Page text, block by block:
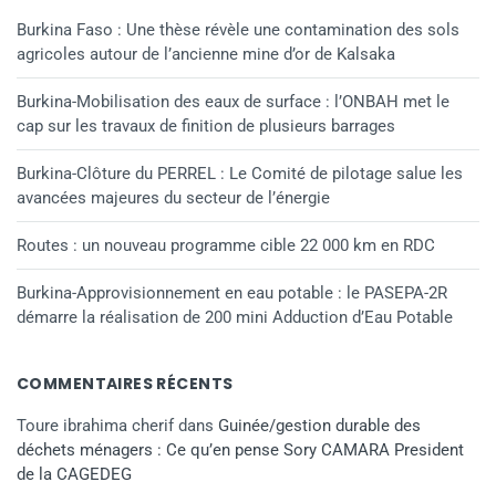
Burkina Faso : Une thèse révèle une contamination des sols
agricoles autour de l’ancienne mine d’or de Kalsaka
Burkina-Mobilisation des eaux de surface : l’ONBAH met le
cap sur les travaux de finition de plusieurs barrages
Burkina-Clôture du PERREL : Le Comité de pilotage salue les
avancées majeures du secteur de l’énergie
Routes : un nouveau programme cible 22 000 km en RDC
Burkina-Approvisionnement en eau potable : le PASEPA-2R
démarre la réalisation de 200 mini Adduction d’Eau Potable
COMMENTAIRES RÉCENTS
Toure ibrahima cherifdans Guinée/gestion durable des
déchets ménagers : Ce qu’en pense Sory CAMARA President
de la CAGEDEG